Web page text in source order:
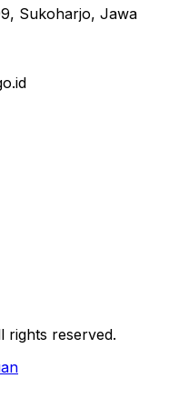
Sukoharjo, Jawa
rights reserved.